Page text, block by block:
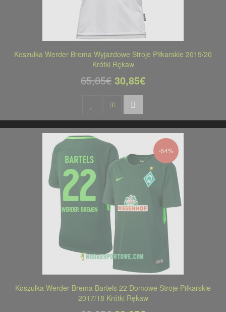
Koszulka Werder Brema Wyjazdowe Stroje Piłkarskie 2019/20
Krótki Rękaw
65,85€ 30,85€
-54%
Koszulka Werder Brema Bartels 22 Domowe Stroje Piłkarskie
2017/18 Krótki Rękaw